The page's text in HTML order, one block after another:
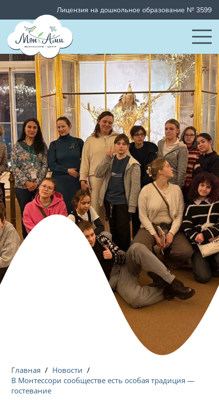
Лицензия на дошкольное образование № 3599
Главная / Новости /
В Монтессори сообществе есть особая традиция —
гостевание